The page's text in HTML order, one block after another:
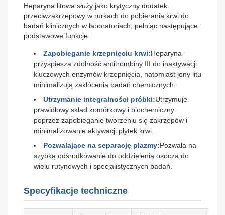
Heparyna litowa służy jako krytyczny dodatek
przeciwzakrzepowy w rurkach do pobierania krwi do
badań klinicznych w laboratoriach, pełniąc następujące
podstawowe funkcje:
Zapobieganie krzepnięciu krwi:Heparyna
przyspiesza zdolność antitrombiny III do inaktywacji
kluczowych enzymów krzepnięcia, natomiast jony litu
minimalizują zakłócenia badań chemicznych.
Utrzymanie integralności próbki:Utrzymuje
prawidłowy skład komórkowy i biochemiczny
poprzez zapobieganie tworzeniu się zakrzepów i
minimalizowanie aktywacji płytek krwi.
Pozwalające na separację plazmy:Pozwala na
szybką odśrodkowanie do oddzielenia osocza do
wielu rutynowych i specjalistycznych badań.
Specyfikacje techniczne